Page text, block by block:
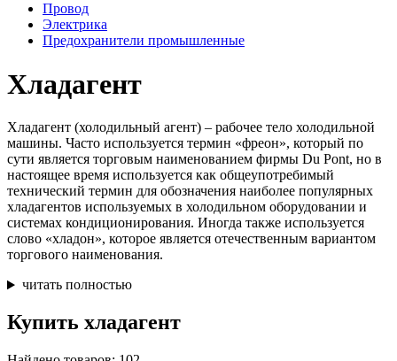
Провод
Электрика
Предохранители промышленные
Хладагент
Хладагент (холодильный агент) – рабочее тело холодильной
машины. Часто используется термин «фреон», который по
сути является торговым наименованием фирмы Du Pont, но в
настоящее время используется как общеупотребимый
технический термин для обозначения наиболее популярных
хладагентов используемых в холодильном оборудовании и
системах кондиционирования. Иногда также используется
слово «хладон», которое является отечественным вариантом
торгового наименования.
читать полностью
Купить хладагент